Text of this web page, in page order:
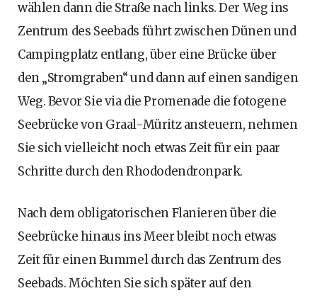
wählen dann die Straße nach links. Der Weg ins
Zentrum des Seebads führt zwischen Dünen und
Campingplatz entlang, über eine Brücke über
den „Stromgraben“ und dann auf einen sandigen
Weg. Bevor Sie via die Promenade die fotogene
Seebrücke von Graal-Müritz ansteuern, nehmen
Sie sich vielleicht noch etwas Zeit für ein paar
Schritte durch den Rhododendronpark.
Nach dem obligatorischen Flanieren über die
Seebrücke hinaus ins Meer bleibt noch etwas
Zeit für einen Bummel durch das Zentrum des
Seebads. Möchten Sie sich später auf den